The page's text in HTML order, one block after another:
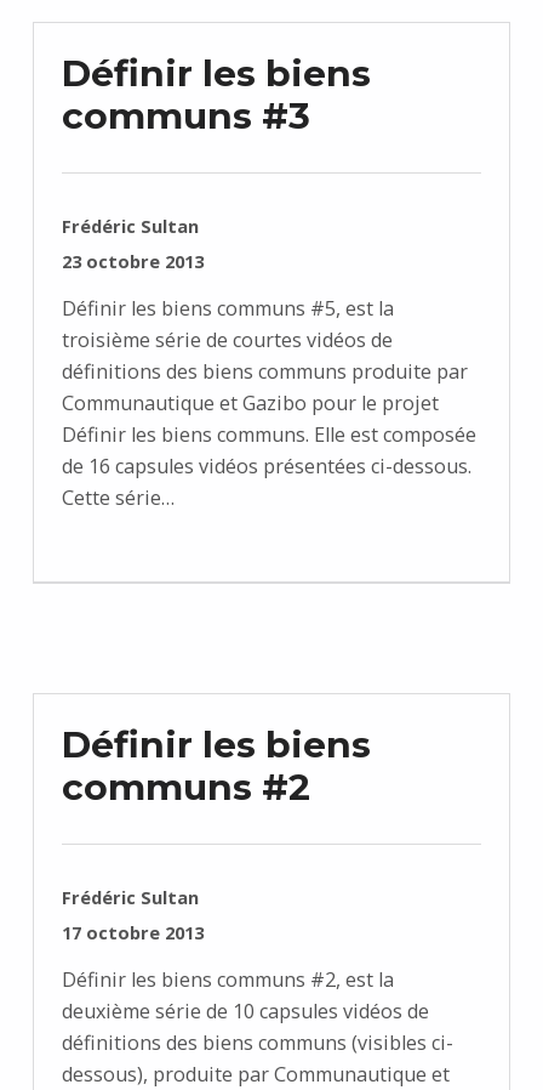
Définir les biens
communs #3
RÉDIGÉ PAR :
Frédéric Sultan
PUBLIÉ SUR :
23 octobre 2013
Définir les biens communs #5, est la
troisième série de courtes vidéos de
définitions des biens communs produite par
Communautique et Gazibo pour le projet
Définir les biens communs. Elle est composée
de 16 capsules vidéos présentées ci-dessous.
Cette série…
Définir les biens
communs #2
RÉDIGÉ PAR :
Frédéric Sultan
PUBLIÉ SUR :
17 octobre 2013
Définir les biens communs #2, est la
deuxième série de 10 capsules vidéos de
définitions des biens communs (visibles ci-
dessous), produite par Communautique et